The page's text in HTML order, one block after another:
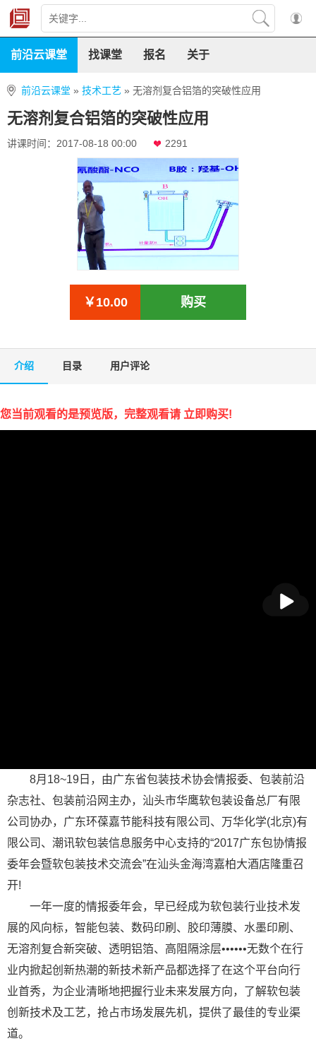
前沿云课堂 找课堂 报名 关于
前沿云课堂 » 技术工艺 » 无溶剂复合铝箔的突破性应用
无溶剂复合铝箔的突破性应用
讲课时间：2017-08-18 00:00 2291
￥10.00 购买
介绍 目录 用户评论
您当前观看的是预览版，完整观看请 立即购买!
放
8月18~19日，由广东省包装技术协会情报委、包装前沿
杂志社、包装前沿网主办，汕头市华鹰软包装设备总厂有限
公司协办，广东环葆嘉节能科技有限公司、万华化学(北京)有
限公司、潮讯软包装信息服务中心支持的“2017广东包协情报
委年会暨软包装技术交流会”在汕头金海湾嘉柏大酒店隆重召
开!
一年一度的情报委年会，早已经成为软包装行业技术发
展的风向标，智能包装、数码印刷、胶印薄膜、水墨印刷、
无溶剂复合新突破、透明铝箔、高阻隔涂层••••••无数个在行
业内掀起创新热潮的新技术新产品都选择了在这个平台向行
业首秀，为企业清晰地把握行业未来发展方向，了解软包装
创新技术及工艺，抢占市场发展先机，提供了最佳的专业渠
道。